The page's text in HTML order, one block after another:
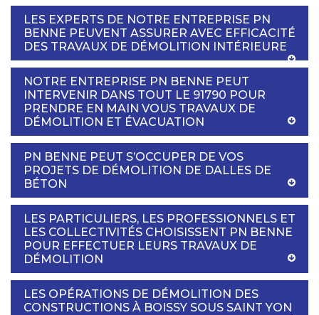
LES EXPERTS DE NOTRE ENTREPRISE PN
BENNE PEUVENT ASSURER AVEC EFFICACITÉ
DES TRAVAUX DE DÉMOLITION INTÉRIEURE
NOTRE ENTREPRISE PN BENNE PEUT
INTERVENIR DANS TOUT LE 91790 POUR
PRENDRE EN MAIN VOUS TRAVAUX DE
DÉMOLITION ET ÉVACUATION
PN BENNE PEUT S’OCCUPER DE VOS
PROJETS DE DÉMOLITION DE DALLES DE
BÉTON
LES PARTICULIERS, LES PROFESSIONNELS ET
LES COLLECTIVITÉS CHOISISSENT PN BENNE
POUR EFFECTUER LEURS TRAVAUX DE
DÉMOLITION
LES OPÉRATIONS DE DÉMOLITION DES
CONSTRUCTIONS À BOISSY SOUS SAINT YON